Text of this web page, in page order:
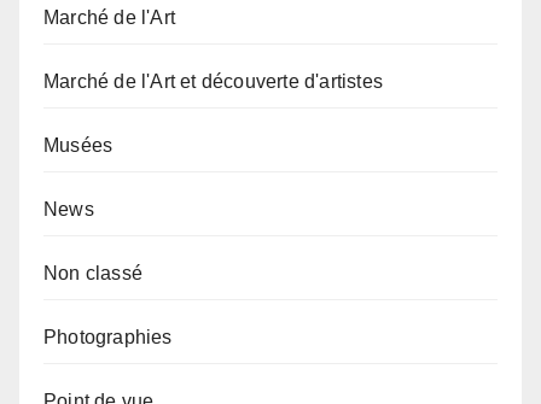
Marché de l'Art
Marché de l'Art et découverte d'artistes
Musées
News
Non classé
Photographies